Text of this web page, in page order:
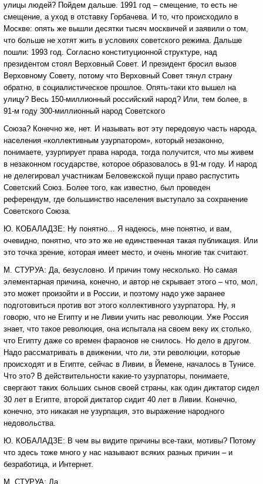
улицы людей? Пойдем дальше. 1991 год – смещение, то есть не
смещение, а уход в отставку Горбачева. И то, что происходило в
Москве: опять же вышли десятки тысяч москвичей и заявили о том,
что больше не хотят жить в условиях советского режима. Дальше
пошли: 1993 год. Согласно конституционной структуре, над
президентом стоял Верховный Совет. И президент бросил вызов
Верховному Совету, потому что Верховный Совет тянул страну
обратно, в социалистическое прошлое. Опять-таки кто вышел на
улицу? Весь 150-миллионный российский народ? Или, тем более, в
91-м году 300-миллионный народ Советского
Союза? Конечно же, нет. И называть вот эту передовую часть народа,
населения «коллективным узурпатором», который незаконно,
понимаете, узурпирует права народа, тогда получится, что мы живем
в незаконном государстве, которое образовалось в 91-м году. И народ
не делегировал участникам Беловежской пущи право распустить
Советский Союз. Более того, как известно, был проведен
референдум, где большинство населения выступало за сохранение
Советского Союза.
Ю. КОБАЛАДЗЕ: Ну понятно… Я надеюсь, мне понятно, и вам,
очевидно, понятно, что это же не единственная такая публикация. Или
это точка зрение, которая имеет место, и очень многие так считают.
М. СТУРУА: Да, безусловно. И причин тому несколько. Но самая
элементарная причина, конечно, и автор не скрывает этого – что, мол,
это может произойти и в России, и поэтому надо уже заранее
подготовиться против вот этого коллективного узурпатора. Ну, я
говорю, что не Египту и не Ливии учить нас революции. Уже Россия
знает, что такое революция, она испытала на своем веку их столько,
что Египту даже со времен фараонов не снилось. Но дело в другом.
Надо рассматривать в движении, что ли, эти революции, которые
происходят и в Египте, сейчас в Ливии, в Йемене, началось в Тунисе.
Что это? В действительности какие-то узурпаторы, понимаете,
свергают таких больших сынов своей страны, как один диктатор сидел
30 лет в Египте, второй диктатор сидит 40 лет в Ливии. Конечно,
конечно, это никакая не узурпация, это выражение народного
недовольства.
Ю. КОБАЛАДЗЕ: В чем вы видите причины все-таки, мотивы? Потому
что здесь тоже много у нас называют всяких разных причин – и
безработица, и Интернет.
М. СТУРУА: Да.